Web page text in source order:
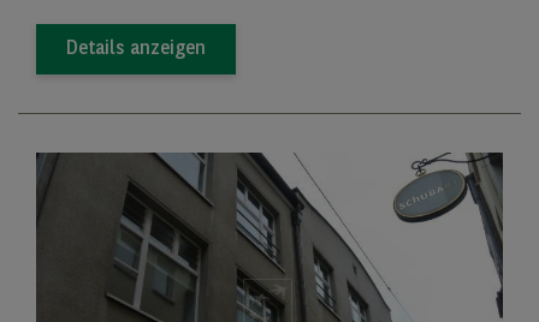
Details anzeigen